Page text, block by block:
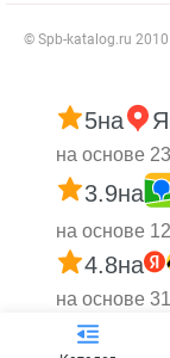
© Spb-katalog.ru 2010
5на
на основе
3.9на
на основе
4.8на
на основе